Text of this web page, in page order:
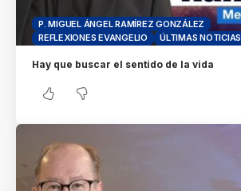
P. MIGUEL ÁNGEL RAMÍREZ GONZÁLEZ
REFLEXIONES EVANGELIO
ÚLTIMAS NOTICIAS
Hay que buscar el sentido de la vida